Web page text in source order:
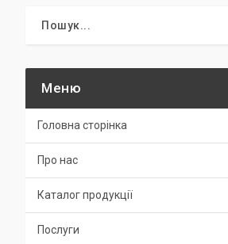
Головна сторінка
Про нас
Каталог продукції
Послуги